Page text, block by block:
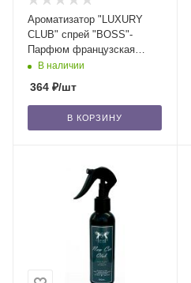
Ароматизатор "LUXURY
CLUB" спрей "BOSS"-
Парфюм французская
кожа/24
В наличии
364 ₽/шт
В КОРЗИНУ